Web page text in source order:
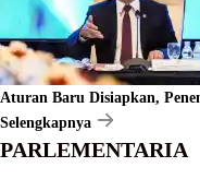
Aturan Baru Disiapkan,
Selengkapnya
PARLEMENTARIA